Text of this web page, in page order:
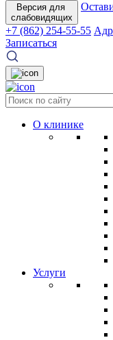
Версия для
слабовидящих
+7 (862) 254-55-55
Записаться
О клинике
Услуги